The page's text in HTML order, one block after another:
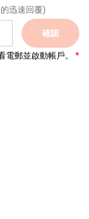
迅速回覆)
確認
郵並啟動帳戶。